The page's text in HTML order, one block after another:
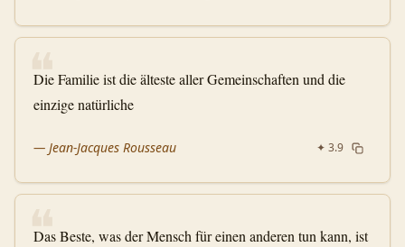
❝
Die Familie ist die älteste aller Gemeinschaften und die
einzige natürliche
— Jean-Jacques Rousseau ✦ 3.9
❝
Das Beste, was der Mensch für einen anderen tun kann, ist